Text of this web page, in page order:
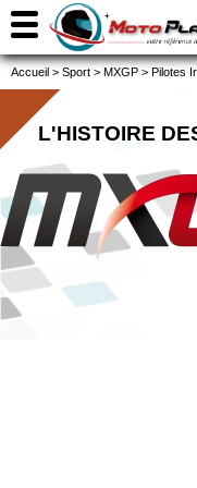
Accueil > Sport > MXGP > Pilotes
L'HISTOIRE